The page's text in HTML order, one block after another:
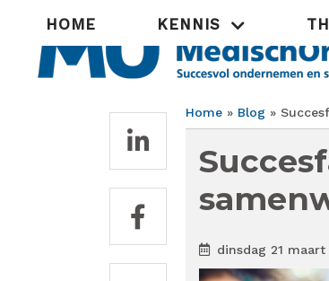
Hoofdnavigatie
HOME KENNIS
Kruimelpad
Home Blog
dinsdag 21 maart